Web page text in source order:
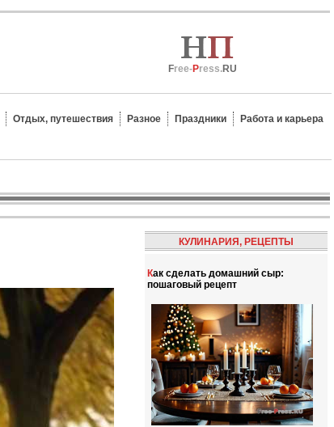
Free-Press.RU
Отдых, путешествия Разное Праздники
Работа и карьера
КУЛИНАРИЯ, РЕЦЕПТЫ
Как сделать домашний сыр:
пошаговый рецепт